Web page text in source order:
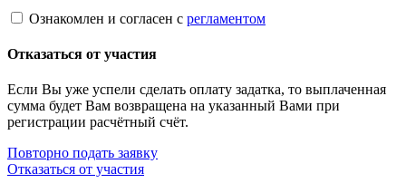
Ознакомлен и согласен с регламентом
Отказаться от участия
Если Вы уже успели сделать оплату задатка, то выплаченная
сумма будет Вам возвращена на указанный Вами при
регистрации расчётный счёт.
Повторно подать заявку
Отказаться от участия